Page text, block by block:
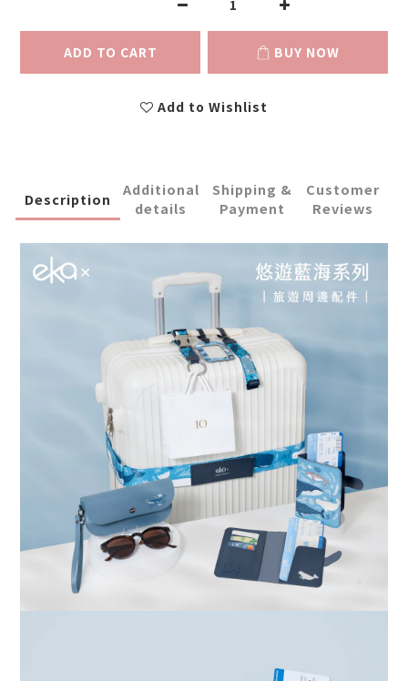
ADD TO CART BUY NOW
Add to Wishlist
Description
Additional
details
Shipping &
Payment
Customer
Reviews